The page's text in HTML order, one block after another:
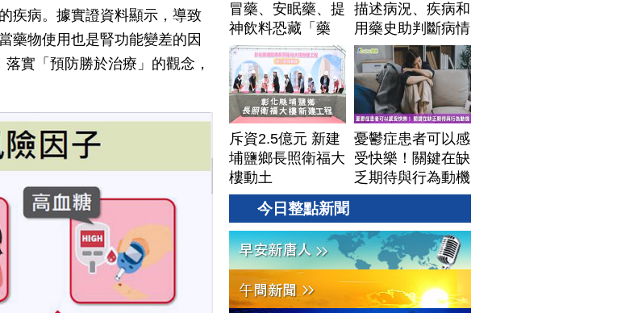
疾病。據實證資料顯示，導致
藥物使用也是腎功能變差的因
實「預防勝於治療」的觀念，
冒藥、安眠藥、提
神飲料恐藏「藥
駕」危機
描述病況、疾病和
用藥史助判斷病情
斥資2.5億元 新建
埔鹽鄉長照衛福大
樓動土
憂鬱症患者可以感
受快樂！關鍵在缺
乏期待與行為動機
今日整點新聞